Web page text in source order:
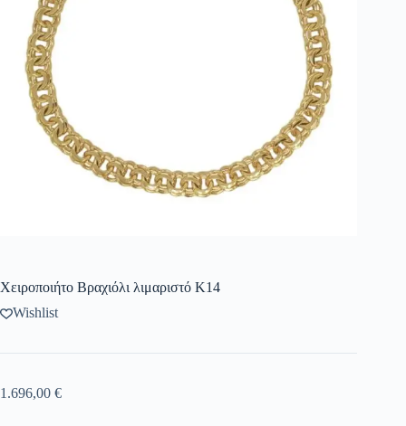
Χειροποιήτο Βραχιόλι λιμαριστό Κ14
Wishlist
1.696,00 €